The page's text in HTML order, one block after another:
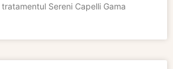
Sereni Capelli Gama